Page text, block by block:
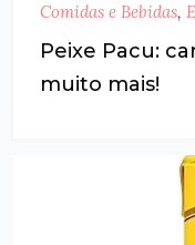
Comidas e Bebidas,
Peixe Pacu:
muito mais!